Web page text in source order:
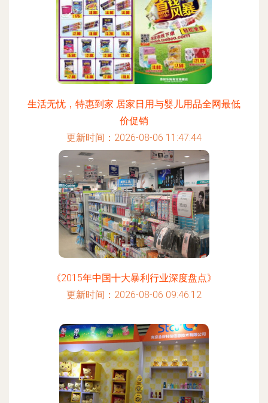
生活无忧，特惠到家 居家日用与婴儿用品全网最低
价促销
更新时间：2026-08-06 11:47:44
《2015年中国十大暴利行业深度盘点》
更新时间：2026-08-06 09:46:12